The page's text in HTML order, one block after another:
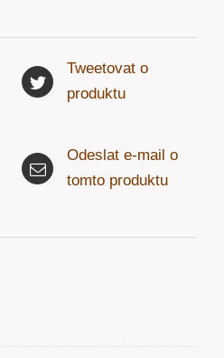
Tweetovat o
produktu
Odeslat e-mail o
tomto produktu